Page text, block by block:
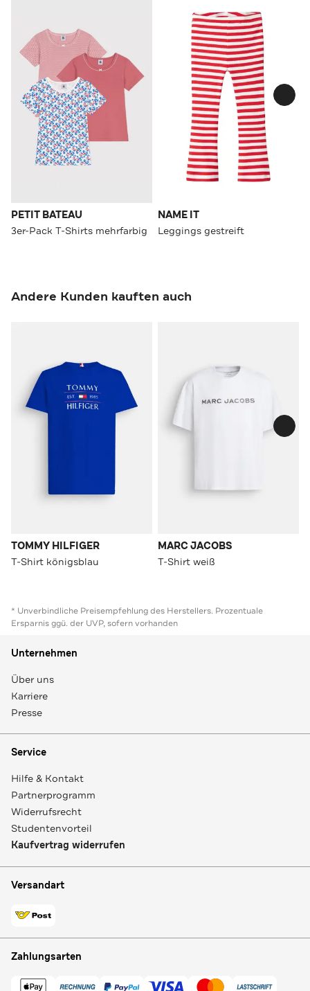
PETIT BATEAU
3er-Pack T-Shirts mehrfarbig
NAME IT
Leggings gestreift
Andere Kunden kauften auch
TOMMY HILFIGER
T-Shirt königsblau
MARC JACOBS
T-Shirt weiß
* Unverbindliche Preisempfehlung des Herstellers. Prozentuale
Ersparnis ggü. der UVP, sofern vorhanden
Unternehmen
Über uns
Karriere
Presse
Service
Hilfe & Kontakt
Partnerprogramm
Widerrufsrecht
Studentenvorteil
Kaufvertrag widerrufen
Versandart
Zahlungsarten